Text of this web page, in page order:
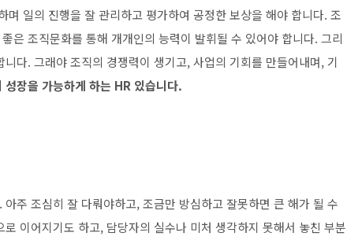
며 일의 진행을 잘 관리하고 평가하여 공정한 보상을 해야 합니다. 조
은 조직문화를 통해 개개인의 능력이 발휘될 수 있어야 합니다. 그리
다. 그래야 조직의 경쟁력이 생기고, 사업의 기회를 만들어내며, 기
성장을 가능하게 하는 HR 있습니다.
주 조심히 잘 다뤄야하고, 조금만 방심하고 잘못하면 큰 해가 될 수
이어지기도 하고, 담당자의 실수나 미처 생각하지 못해서 놓친 부분